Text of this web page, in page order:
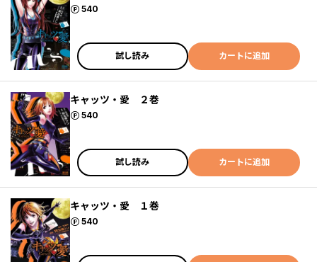
540
ポイント
試し読み カートに追加
キャッツ・愛 ２巻
540
ポイント
試し読み カートに追加
キャッツ・愛 １巻
540
ポイント